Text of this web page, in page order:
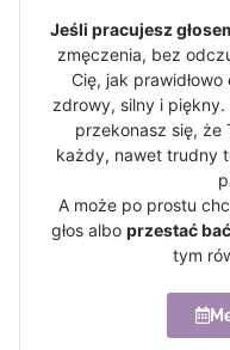
Jeśli pracujesz
zmęczenia, bez
Cię, jak
zdrowy, silny i piękny.
przekonasz się, że
każdy, nawet trudny
A może po prostu
głos albo przestać
tym